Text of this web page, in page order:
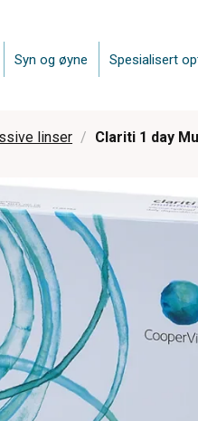
Syn og øyne Spesialisert
linser Clariti 1 day